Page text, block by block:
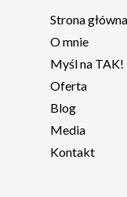
Strona główna
O mnie
Myśl na TAK!
Oferta
Blog
Media
Kontakt